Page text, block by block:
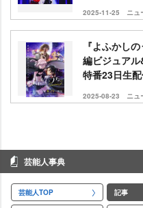
2025-11-25 ニュ
『よふかし
編ビジュア
特番23日生
2025-08-23 ニュ
芸能人事典
芸能人TOP 記事